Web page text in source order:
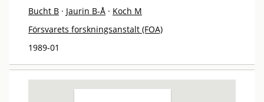
Bucht B · Jaurin B-Å · Koch M
Försvarets forskningsanstalt (FOA)
1989-01